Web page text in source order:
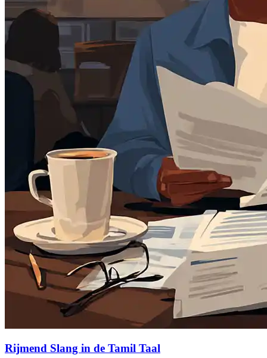
Rijmend Slang in de Tamil Taal